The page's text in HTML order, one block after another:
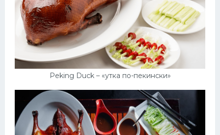
Peking Duck – «утка по-пекински»